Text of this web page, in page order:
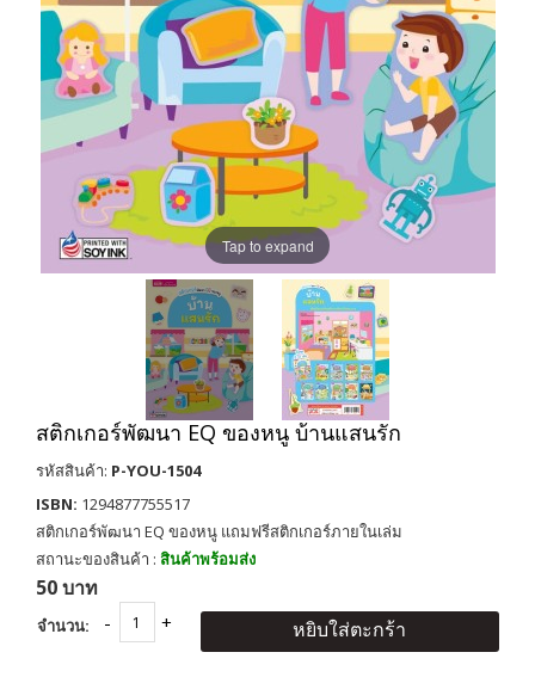
Tap to expand
สติกเกอร์พัฒนา EQ ของหนู บ้านแสนรัก
รหัสสินค้า: P-YOU-1504
ISBN: 1294877755517
สติกเกอร์พัฒนา EQ ของหนู แถมฟรีสติกเกอร์ภายในเล่ม
สถานะของสินค้า : สินค้าพร้อมส่ง
50 บาท
จำนวน: หยิบใส่ตะกร้า